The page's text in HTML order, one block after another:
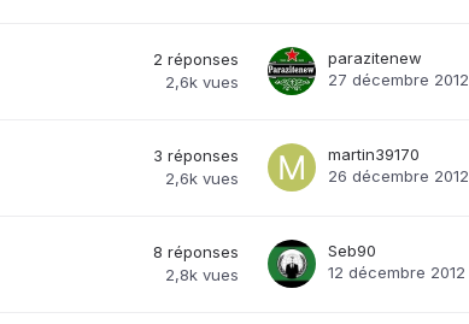
2 réponses
2,6k vues
parazitenew
27 décembre 2012
3 réponses
2,6k vues
martin39170
26 décembre 2012
8 réponses
2,8k vues
Seb90
12 décembre 2012